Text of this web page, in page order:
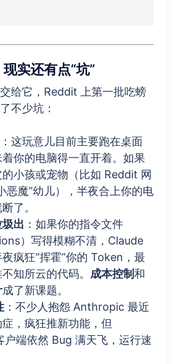
实还有点“坑”
给它，Reddit 上第一批吃螃
不少坑：
：这玩意儿目前主要跑在桌面
你的电脑得一直开着。如果
小孩或宠物（比如 Reddit 网
恶魔”幼儿），半夜合上你的电
了。
出 ：如果你的指令文件
）写得模糊不清，Claude
疯狂“挥霍”你的 Token，最
知所云的代码。 成本控制和
成了新课题。
：不少人抱怨 Anthropic 最近
，疯狂推新功能，但
端依然 Bug 满天飞，运行速